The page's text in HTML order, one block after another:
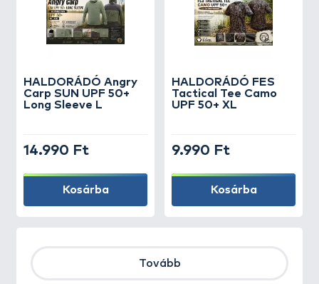
HALDORÁDÓ Angry
Carp SUN UPF 50+
Long Sleeve L
14.990 Ft
Kosárba
HALDORÁDÓ FES
Tactical Tee Camo
UPF 50+ XL
9.990 Ft
Kosárba
Tovább